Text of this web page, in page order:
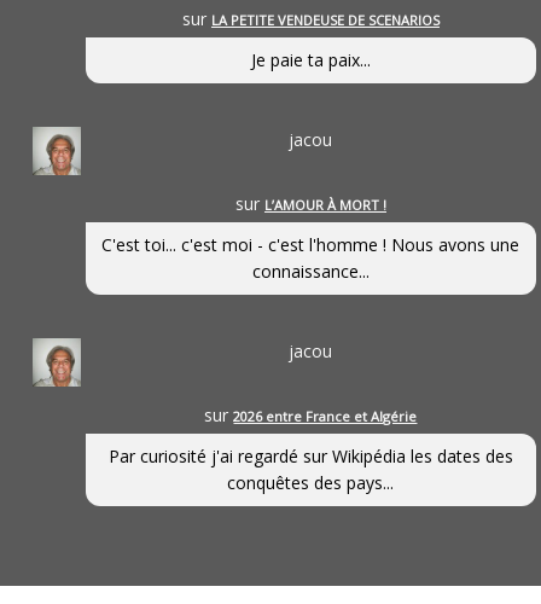
sur LA PETITE VENDEUSE DE SCENARIOS
Je paie ta paix...
jacou
sur L’AMOUR À MORT !
C'est toi... c'est moi - c'est l'homme ! Nous avons une
connaissance...
jacou
sur2026 entre France et Algérie
Par curiosité j'ai regardé sur Wikipédia les dates des
conquêtes des pays...